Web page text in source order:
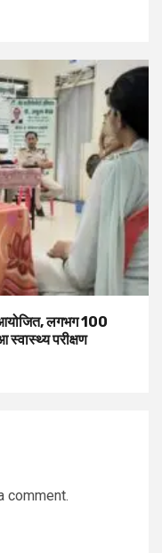
आयोजित, लगभग 100
स्वास्थ्य परीक्षण
comment.